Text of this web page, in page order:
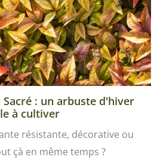
: un arbuste d'hiver
à cultiver
résistante, décorative ou
çà en même temps ?